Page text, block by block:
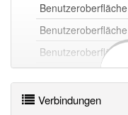
Benutzeroberfläche
Benutzeroberfläche
Benutzeroberfläche
Verbindungen